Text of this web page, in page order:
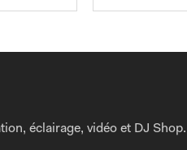
éclairage, vidéo et DJ Shop.